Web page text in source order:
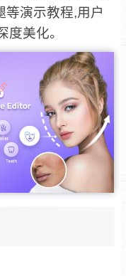
等演示教程,用户
美化。